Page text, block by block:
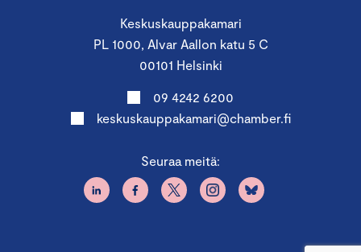
Keskuskauppakamari
PL 1000, Alvar Aallon katu 5 C
00101 Helsinki
09 4242 6200
keskuskauppakamari@chamber.fi
Seuraa meitä: